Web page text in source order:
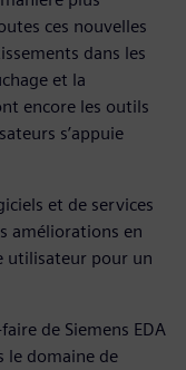
ces nouvelles
dans les
et la
encore les outils
s’appuie
et de services
améliorations en
utilisateur pour un
de Siemens EDA
le domaine de